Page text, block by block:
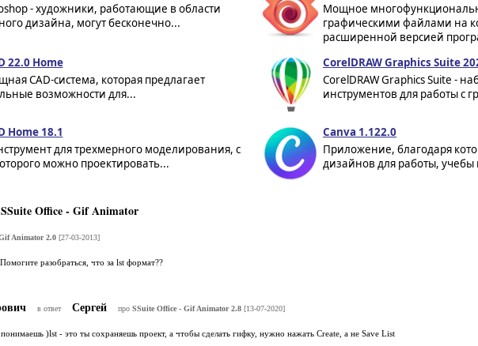
- художники, работающие в области
дизайна, могут бесконечно...
Мощное
графическими файлами на
расширенной версией
22.0 Home
CAD-система, которая предлагает
возможности для...
CorelDRAW Graphics Suite
CorelDRAW Graphics Suite -
инструментов для работы с
18.1
для трехмерного моделирования, с
можно проектировать...
Canva 1.122.0
Приложение, благодаря
дизайнов для работы, учебы
Office - Gif Animator
Animator 2.0[27-03-2013]
разобраться, что за lst формат??
в ответ Сергей про SSuite Office - Gif Animator 2.8[13-07-2020]
)lst - это ты сохраняешь проект, а чтобы сделать гифку, нужно нажать Create, а не Save List